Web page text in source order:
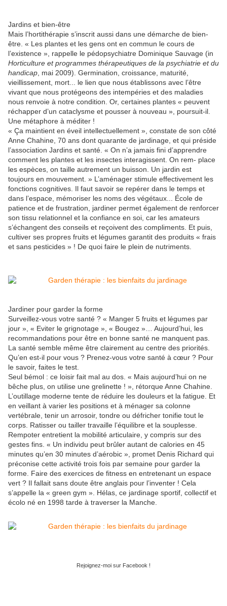
Jardins et bien-être
Mais l’hortithérapie s’inscrit aussi dans une démarche de bien-
être. « Les plantes et les gens ont en commun le cours de
l’existence », rappelle le pédopsychiatre Dominique Sauvage (in
Horticulture et programmes thérapeutiques de la psychiatrie et du
handicap , mai 2009). Germination, croissance, maturité,
vieillissement, mort... le lien que nous établissons avec l’être
vivant que nous protégeons des intempéries et des maladies
nous renvoie à notre condition. Or, certaines plantes « peuvent
réchapper d’un cataclysme et pousser à nouveau », poursuit-il.
Une métaphore à méditer !
« Ça maintient en éveil intellectuellement », constate de son côté
Anne Chahine, 70 ans dont quarante de jardinage, et qui préside
l’association Jardins et santé. « On n’a jamais fini d’apprendre
comment les plantes et les insectes interagissent. On rem- place
les espèces, on taille autrement un buisson. Un jardin est
toujours en mouvement. » L’aménager stimule effectivement les
fonctions cognitives. Il faut savoir se repérer dans le temps et
dans l’espace, mémoriser les noms des végétaux... École de
patience et de frustration, jardiner permet également de renforcer
son tissu relationnel et la confiance en soi, car les amateurs
s’échangent des conseils et reçoivent des compliments. Et puis,
cultiver ses propres fruits et légumes garantit des produits « frais
et sans pesticides » ! De quoi faire le plein de nutriments.
Jardiner pour garder la forme
Surveillez-vous votre santé ? « Manger 5 fruits et légumes par
jour », « Eviter le grignotage », « Bougez »… Aujourd’hui, les
recommandations pour être en bonne santé ne manquent pas.
La santé semble même être clairement au centre des priorités.
Qu’en est-il pour vous ? Prenez-vous votre santé à cœur ? Pour
le savoir, faites le test.
Seul bémol : ce loisir fait mal au dos. « Mais aujourd’hui on ne
bêche plus, on utilise une grelinette ! », rétorque Anne Chahine.
L’outillage moderne tente de réduire les douleurs et la fatigue. Et
en veillant à varier les positions et à ménager sa colonne
vertébrale, tenir un arrosoir, tondre ou défricher tonifie tout le
corps. Ratisser ou tailler travaille l’équilibre et la souplesse.
Rempoter entretient la mobilité articulaire, y compris sur des
gestes fins. « Un individu peut brûler autant de calories en 45
minutes qu’en 30 minutes d’aérobic », promet Denis Richard qui
préconise cette activité trois fois par semaine pour garder la
forme. Faire des exercices de fitness en entretenant un espace
vert ? Il fallait sans doute être anglais pour l’inventer ! Cela
s’appelle la « green gym ». Hélas, ce jardinage sportif, collectif et
écolo né en 1998 tarde à traverser la Manche.
Rejoignez-moi sur Facebook !